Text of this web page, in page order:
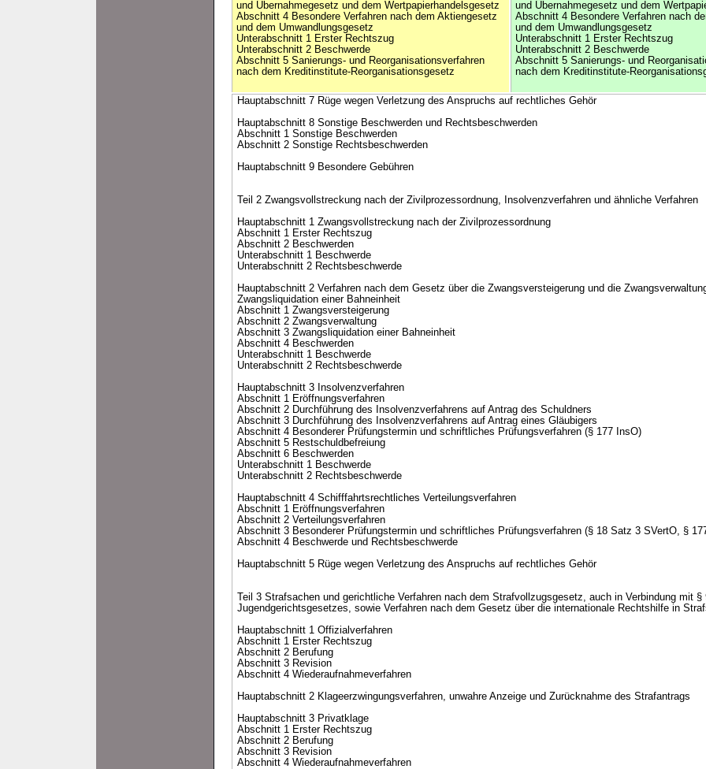
und Übernahmegesetz und dem Wertpapierhandelsgesetz
Abschnitt 4 Besondere Verfahren nach dem Aktiengesetz
und dem Umwandlungsgesetz
Unterabschnitt 1 Erster Rechtszug
Unterabschnitt 2 Beschwerde
Abschnitt 5 Sanierungs- und Reorganisationsverfahren
nach dem Kreditinstitute-Reorganisationsgesetz
und Übernahmegesetz und dem
Abschnitt 4 Besondere Verfahren nach
und dem Umwandlungsgesetz
Unterabschnitt 1 Erster Rechtszug
Unterabschnitt 2 Beschwerde
Abschnitt 5 Sanierungs- und
nach dem Kreditinstitute-
Hauptabschnitt 7 Rüge wegen Verletzung des Anspruchs auf rechtliches Gehör
Hauptabschnitt 8 Sonstige Beschwerden und Rechtsbeschwerden
Abschnitt 1 Sonstige Beschwerden
Abschnitt 2 Sonstige Rechtsbeschwerden
Hauptabschnitt 9 Besondere Gebühren
Teil 2 Zwangsvollstreckung nach der Zivilprozessordnung, Insolvenzverfahren und ähnliche Verfahren
Hauptabschnitt 1 Zwangsvollstreckung nach der Zivilprozessordnung
Abschnitt 1 Erster Rechtszug
Abschnitt 2 Beschwerden
Unterabschnitt 1 Beschwerde
Unterabschnitt 2 Rechtsbeschwerde
Hauptabschnitt 2 Verfahren nach dem Gesetz über die Zwangsversteigerung und die
Zwangsliquidation einer Bahneinheit
Abschnitt 1 Zwangsversteigerung
Abschnitt 2 Zwangsverwaltung
Abschnitt 3 Zwangsliquidation einer Bahneinheit
Abschnitt 4 Beschwerden
Unterabschnitt 1 Beschwerde
Unterabschnitt 2 Rechtsbeschwerde
Hauptabschnitt 3 Insolvenzverfahren
Abschnitt 1 Eröffnungsverfahren
Abschnitt 2 Durchführung des Insolvenzverfahrens auf Antrag des Schuldners
Abschnitt 3 Durchführung des Insolvenzverfahrens auf Antrag eines Gläubigers
Abschnitt 4 Besonderer Prüfungstermin und schriftliches Prüfungsverfahren (§ 177 InsO)
Abschnitt 5 Restschuldbefreiung
Abschnitt 6 Beschwerden
Unterabschnitt 1 Beschwerde
Unterabschnitt 2 Rechtsbeschwerde
Hauptabschnitt 4 Schifffahrtsrechtliches Verteilungsverfahren
Abschnitt 1 Eröffnungsverfahren
Abschnitt 2 Verteilungsverfahren
Abschnitt 3 Besonderer Prüfungstermin und schriftliches Prüfungsverfahren (§ 18 Satz 3 SVertO, §
Abschnitt 4 Beschwerde und Rechtsbeschwerde
Hauptabschnitt 5 Rüge wegen Verletzung des Anspruchs auf rechtliches Gehör
Teil 3 Strafsachen und gerichtliche Verfahren nach dem Strafvollzugsgesetz, auch in Verbindung mit §
Jugendgerichtsgesetzes, sowie Verfahren nach dem Gesetz über die internationale Rechtshilfe in
Hauptabschnitt 1 Offizialverfahren
Abschnitt 1 Erster Rechtszug
Abschnitt 2 Berufung
Abschnitt 3 Revision
Abschnitt 4 Wiederaufnahmeverfahren
Hauptabschnitt 2 Klageerzwingungsverfahren, unwahre Anzeige und Zurücknahme des Strafantrags
Hauptabschnitt 3 Privatklage
Abschnitt 1 Erster Rechtszug
Abschnitt 2 Berufung
Abschnitt 3 Revision
Abschnitt 4 Wiederaufnahmeverfahren